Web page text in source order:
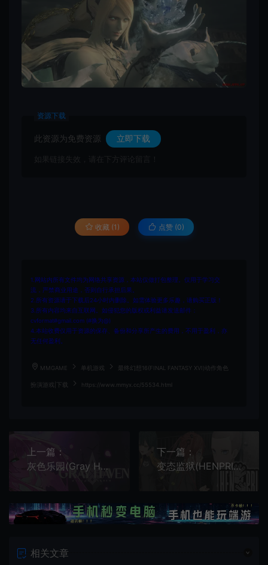
资源下载
此资源为免费资源 立即下载
如果链接失效，请在下方评论留言！
收藏 (1) 点赞 (0)
1.网站内所有文件均为网络共享资源，本站仅做打包整理。仅用于学习交
流，严禁商业用途，否则自行承担后果。
2.所有资源请于下载后24小时内删除。如需体验更多乐趣，请购买正版！
3.所有内容均来自互联网。如侵犯您的版权或利益请发送邮件：
cvformat#gmail.com (#换为@)
4.本站收费仅用于资源的保存、备份和分享所产生的费用，不用于盈利，亦
无任何盈利。
MMGAME 单机游戏 最终幻想16(FINAL FANTASY XVI)动作角色
扮演游戏|下载 https://www.mmyx.cc/55534.html
上一篇：
灰色乐园(Gray Haven)美少女动作RPG游戏
下一篇：
变态监狱(HENPRI)卡通解谜视觉小说游戏|下载
相关文章